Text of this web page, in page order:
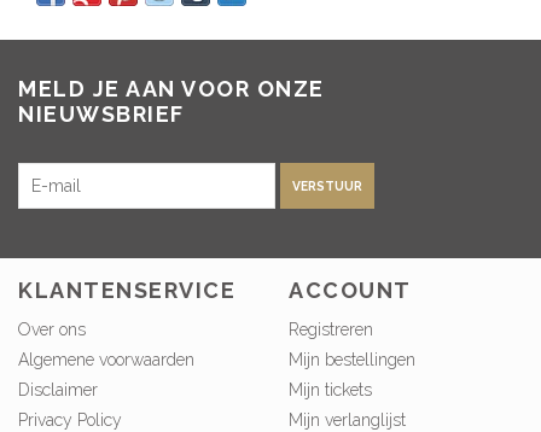
MELD JE AAN VOOR ONZE
NIEUWSBRIEF
VERSTUUR
KLANTENSERVICE
Over ons
Algemene voorwaarden
Disclaimer
Privacy Policy
ACCOUNT
Registreren
Mijn bestellingen
Mijn tickets
Mijn verlanglijst